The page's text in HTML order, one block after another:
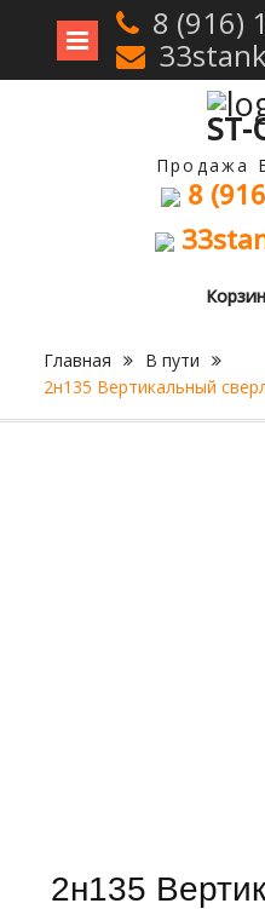
Перейти
8 (916)
ST-
Продажа
8
Главная
В пути
2н135 Вертикальный
2н135